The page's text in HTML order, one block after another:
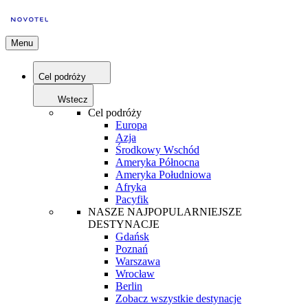
Menu
Cel podróży
Wstecz
Cel podróży
Europa
Azja
Środkowy Wschód
Ameryka Północna
Ameryka Południowa
Afryka
Pacyfik
NASZE NAJPOPULARNIEJSZE
DESTYNACJE
Gdańsk
Poznań
Warszawa
Wrocław
Berlin
Zobacz wszystkie destynacje